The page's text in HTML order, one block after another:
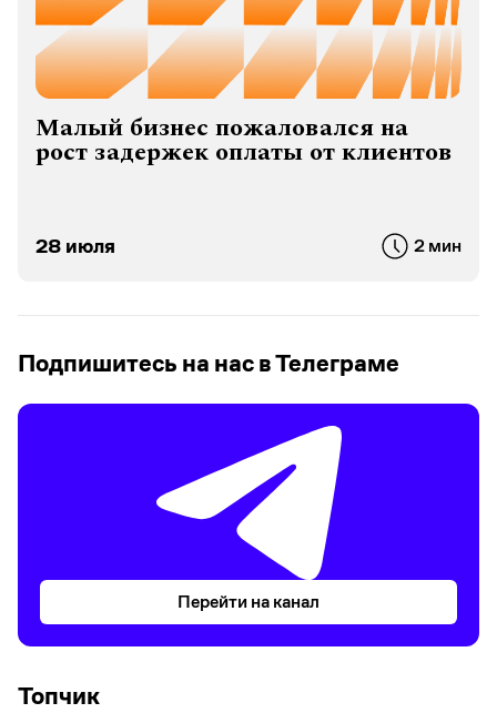
Малый бизнес пожаловался на
рост задержек оплаты от клиентов
28 июля 2 мин
Подпишитесь на нас в Телеграме
Перейти на канал
Топчик